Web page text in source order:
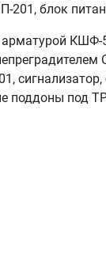
блок
поддоны под